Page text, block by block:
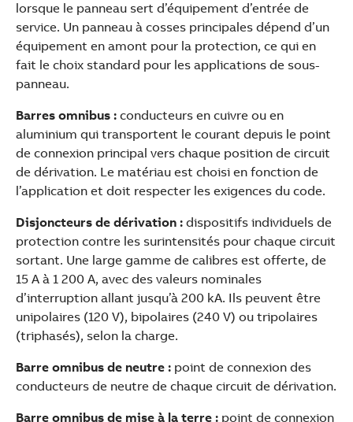
lorsque le panneau sert d’équipement d’entrée de
service. Un panneau à cosses principales dépend d’un
équipement en amont pour la protection, ce qui en
fait le choix standard pour les applications de sous-
panneau.
Barres omnibus : conducteurs en cuivre ou en
aluminium qui transportent le courant depuis le point
de connexion principal vers chaque position de circuit
de dérivation. Le matériau est choisi en fonction de
l’application et doit respecter les exigences du code.
Disjoncteurs de dérivation : dispositifs individuels de
protection contre les surintensités pour chaque circuit
sortant. Une large gamme de calibres est offerte, de
15 A à 1 200 A, avec des valeurs nominales
d’interruption allant jusqu’à 200 kA. Ils peuvent être
unipolaires (120 V), bipolaires (240 V) ou tripolaires
(triphasés), selon la charge.
Barre omnibus de neutre : point de connexion des
conducteurs de neutre de chaque circuit de dérivation.
Barre omnibus de mise à la terre : point de connexion